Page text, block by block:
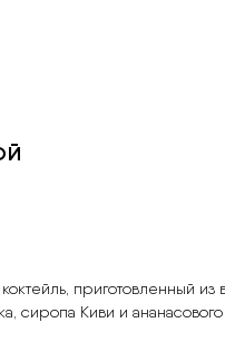
приготовленный из
сиропа Киви и